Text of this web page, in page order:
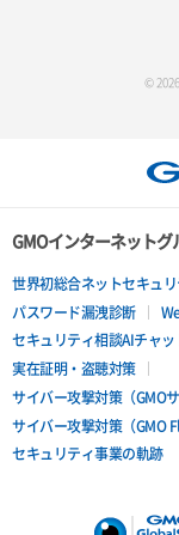
©
GMOインターネット
世界初総合ネットセキュ
パスワード漏洩診断
セキュリティ相談AIチャ
実在証明・盗聴対策
サイバー攻撃対策（GMO
サイバー攻撃対策（GMO
セキュリティ事業の軌跡